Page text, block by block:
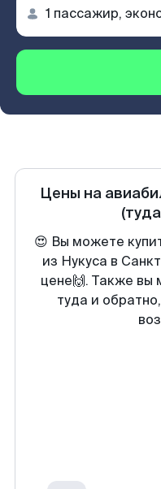
Цены на
😍 Вы можете
из Нукуса в
цене🙌. Также вы
туда и